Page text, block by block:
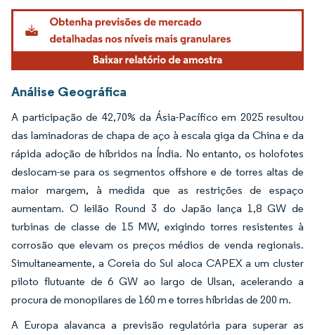
Análise Geográfica
A participação de 42,70% da Ásia-Pacífico em 2025 resultou
das laminadoras de chapa de aço à escala giga da China e da
rápida adoção de híbridos na Índia. No entanto, os holofotes
deslocam-se para os segmentos offshore e de torres altas de
maior margem, à medida que as restrições de espaço
aumentam. O leilão Round 3 do Japão lança 1,8 GW de
turbinas de classe de 15 MW, exigindo torres resistentes à
corrosão que elevam os preços médios de venda regionais.
Simultaneamente, a Coreia do Sul aloca CAPEX a um cluster
piloto flutuante de 6 GW ao largo de Ulsan, acelerando a
procura de monopilares de 160 m e torres híbridas de 200 m.
A Europa alavanca a previsão regulatória para superar as